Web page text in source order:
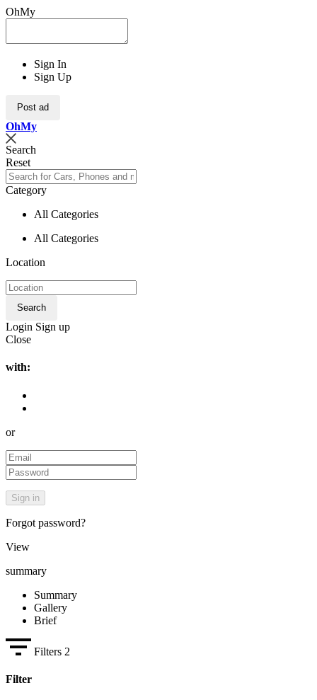
OhMy
Sign In
Sign Up
Post ad
OhMy
Search
Reset
Category
All Categories
All Categories
Location
Search
Login Sign up
Close
with:
or
Forgot password?
View
summary
Summary
Gallery
Brief
Filters 2
Filter